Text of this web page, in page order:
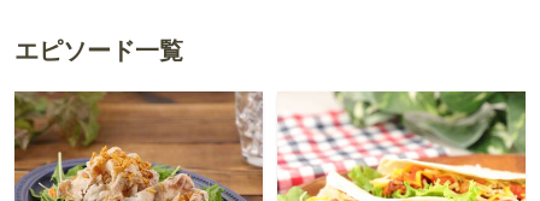
エピソード一覧